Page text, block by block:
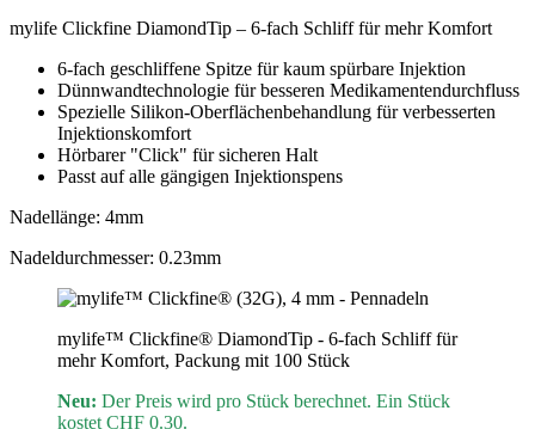
mylife Clickfine DiamondTip – 6-fach Schliff für mehr Komfort
6-fach geschliffene Spitze für kaum spürbare Injektion
Dünnwandtechnologie für besseren Medikamentendurchfluss
Spezielle Silikon-Oberflächenbehandlung für verbesserten
Injektionskomfort
Hörbarer "Click" für sicheren Halt
Passt auf alle gängigen Injektionspens
Nadellänge: 4mm
Nadeldurchmesser: 0.23mm
mylife™ Clickfine® DiamondTip - 6-fach Schliff für
mehr Komfort, Packung mit 100 Stück
Neu: Der Preis wird pro Stück berechnet. Ein Stück
kostet CHF 0.30.